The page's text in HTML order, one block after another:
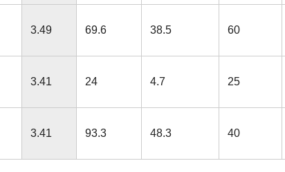
3.49 69.6 38.5 60
3.41 24 4.7 25
3.41 93.3 48.3 40